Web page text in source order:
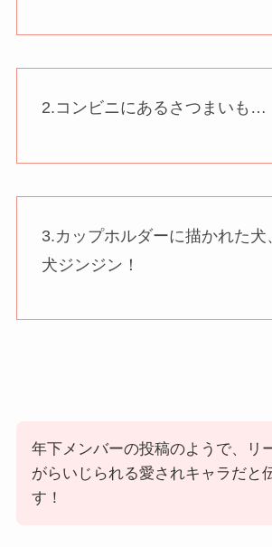
2.コンビニにあるさつまいも…
3.カップホルダーに描かれた犬
犬ジンジン！
年下メンバーの投稿のようで、リ
がらいじられる愛されキャラだと
す！